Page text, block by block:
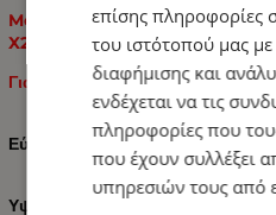
Mercedes Benz C-class W203
X204 / W212 / A207 / C207
Για 6-τάχυτο κιβώτιο ταχυτήτων
Εύκολη εγκατάσταση
Υψηλή ποιότητα κατασκευής
επίσης πληροφορίες
του ιστότοπού μας
διαφήμισης και
ενδέχεται να τις
πληροφορίες που
που έχουν συλλέξει
υπηρεσιών τους από